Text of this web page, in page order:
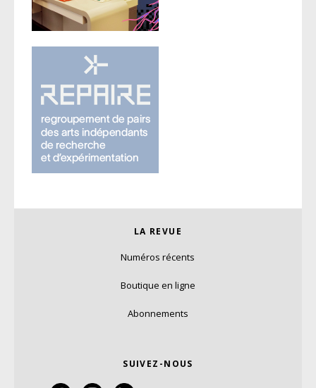
LA REVUE
Numéros récents
Boutique en ligne
Abonnements
SUIVEZ-NOUS